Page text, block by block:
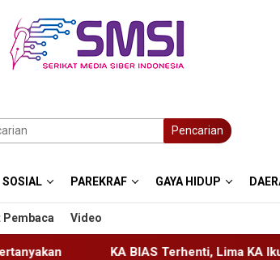
Pencarian
SOSIAL PAREKRAF GAYA HIDUP
Pembaca Video
Terhenti, Lima KA Ikut Terdampak, KAI Daop